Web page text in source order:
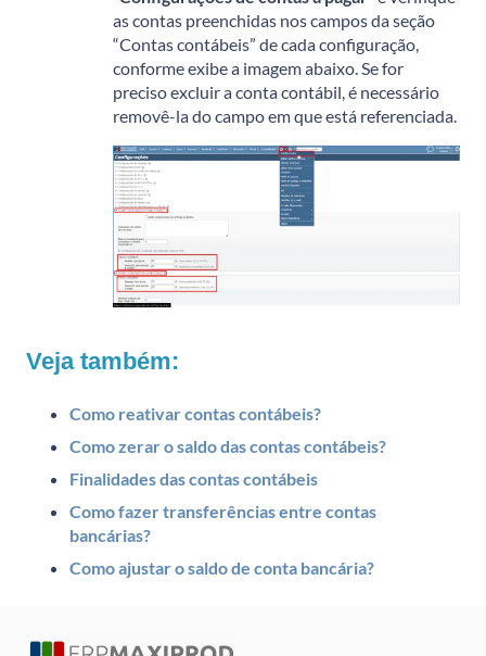
as contas preenchidas nos campos da seção
“Contas contábeis” de cada configuração,
conforme exibe a imagem abaixo. Se for
preciso excluir a conta contábil, é necessário
removê-la do campo em que está referenciada.
Veja também:
Como reativar contas contábeis?
Como zerar o saldo das contas contábeis?
Finalidades das contas contábeis
Como fazer transferências entre contas
bancárias?
Como ajustar o saldo de conta bancária?